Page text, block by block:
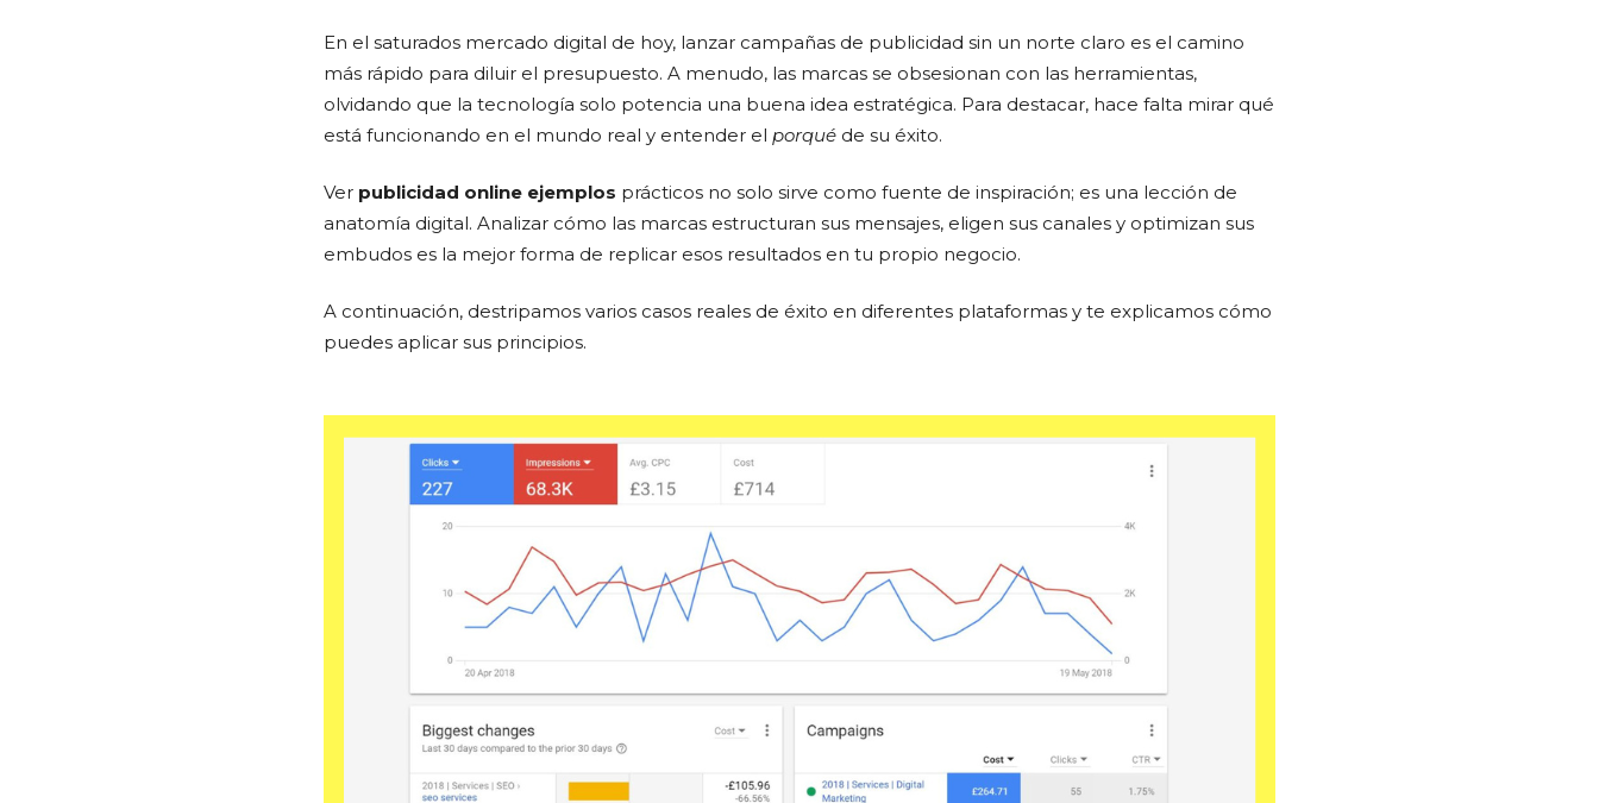
En el saturados mercado digital de hoy, lanzar campañas de publicidad sin un norte claro es el camino
más rápido para diluir el presupuesto. A menudo, las marcas se obsesionan con las herramientas,
olvidando que la tecnología solo potencia una buena idea estratégica. Para destacar, hace falta mirar qué
está funcionando en el mundo real y entender el porqué de su éxito.
Ver publicidad online ejemplos prácticos no solo sirve como fuente de inspiración; es una lección de
anatomía digital. Analizar cómo las marcas estructuran sus mensajes, eligen sus canales y optimizan sus
embudos es la mejor forma de replicar esos resultados en tu propio negocio.
A continuación, destripamos varios casos reales de éxito en diferentes plataformas y te explicamos cómo
puedes aplicar sus principios.